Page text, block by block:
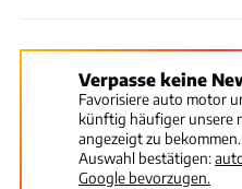
Verpasse keine
Favorisiere auto motor
künftig häufiger unsere
angezeigt zu
Auswahl bestätigen:
Google bevorzugen.